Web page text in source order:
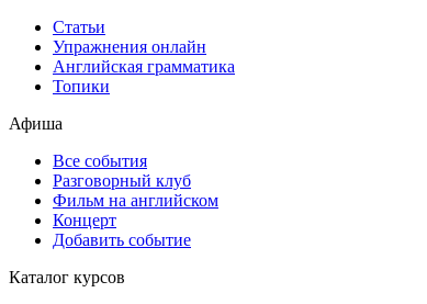
Статьи
Упражнения онлайн
Английская грамматика
Топики
Афиша
Все события
Разговорный клуб
Фильм на английском
Концерт
Добавить событие
Каталог курсов